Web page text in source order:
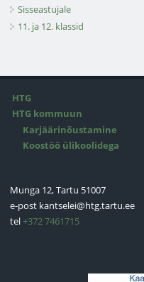
Sisseastujale
11. ja 12. klassid
HTG
HTG kommuun
Karjäärinõustamine
Koostöö ülikoolidega
Munga 12, Tartu 51007
e-post kantselei@htg.tartu.ee
tel+372 7461715